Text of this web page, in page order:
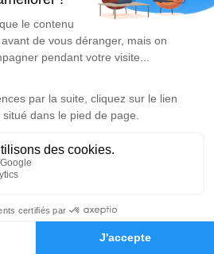
Hommages
dédié à honorer la
DUBREUIL.
d’arbre hommage est
Saint-Nazaire
Tuaud